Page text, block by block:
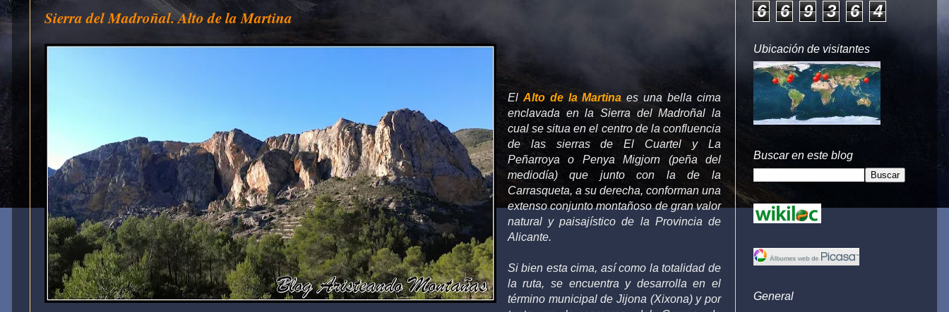
Sierra del Madroñal. Alto de la Martina
El Alto de la Martina es una bella cima
enclavada en la Sierra del Madroñal la
cual se situa en el centro de la confluencia
de las sierras de El Cuartel y La
Peñarroya o Penya Migjorn (peña del
mediodía) que junto con la de la
Carrasqueta, a su derecha, conforman una
extenso conjunto montañoso de gran valor
natural y paisajístico de la Provincia de
Alicante.
Si bien esta cima, así como la totalidad de
la ruta, se encuentra y desarrolla en el
término municipal de Jijona (Xixona) y por
6 6 9 3 6 4
Ubicación de visitantes
Buscar en este blog
General